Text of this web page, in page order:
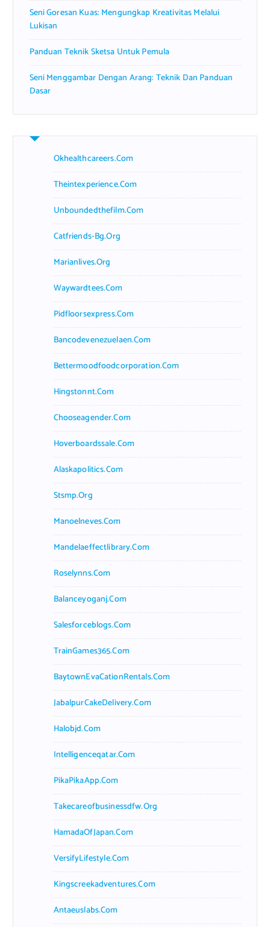
Seni Goresan Kuas: Mengungkap Kreativitas Melalui
Lukisan
Panduan Teknik Sketsa Untuk Pemula
Seni Menggambar Dengan Arang: Teknik Dan Panduan
Dasar
Okhealthcareers.com
Theintexperience.com
Unboundedthefilm.com
Catfriends-Bg.org
Marianlives.org
Waywardtees.com
Pidfloorsexpress.com
Bancodevenezuelaen.com
Bettermoodfoodcorporation.com
Hingstonnt.com
Chooseagender.com
Hoverboardssale.com
Alaskapolitics.com
Stsmp.org
Manoelneves.com
Mandelaeffectlibrary.com
Roselynns.com
Balanceyoganj.com
Salesforceblogs.com
TrainGames365.com
BaytownEvaCationRentals.com
JabalpurCakeDelivery.com
Halobjd.com
Intelligenceqatar.com
PikaPikaApp.com
Takecareofbusinessdfw.org
HamadaOfJapan.com
VersifyLifestyle.com
Kingscreekadventures.com
Antaeuslabs.com